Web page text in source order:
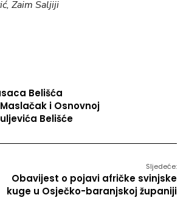
Zaim Saljiji
Belišća
i Osnovnoj
Belišće
Sljedeće:
Obavijest o pojavi afričke svinjske
kuge u Osječko-baranjskoj županiji